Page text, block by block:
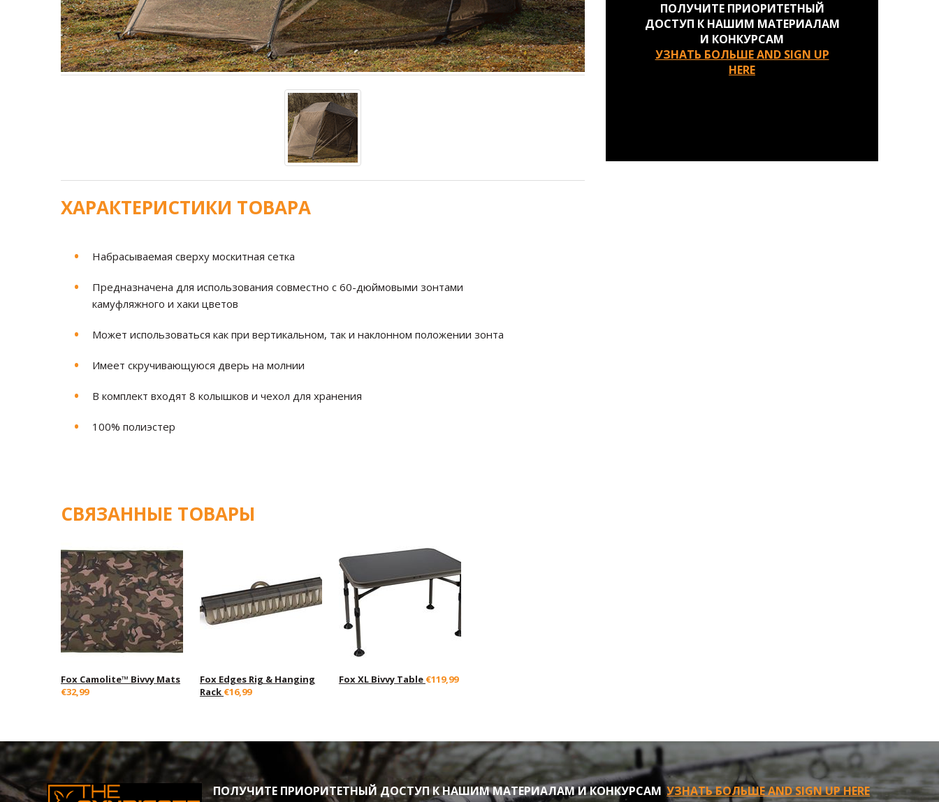
ХАРАКТЕРИСТИКИ ТОВАРА
Набрасываемая сверху москитная сетка
Предназначена для использования совместно с 60-дюймовыми зонтами
камуфляжного и хаки цветов
Может использоваться как при вертикальном, так и наклонном положении зонта
Имеет скручивающуюся дверь на молнии
В комплект входят 8 колышков и чехол для хранения
100% полиэстер
ПОЛУЧИТЕ ПРИОРИТЕТНЫЙ
ДОСТУП К НАШИМ МАТЕРИАЛАМ
И КОНКУРСАМ
УЗНАТЬ БОЛЬШЕ AND SIGN UP
HERE
СВЯЗАННЫЕ ТОВАРЫ
Fox Camolite™ Bivvy Mats
€32,99
Fox Edges Rig & Hanging
Rack €16,99
Fox XL Bivvy Table €119,99
ПОЛУЧИТЕ ПРИОРИТЕТНЫЙ ДОСТУП К НАШИМ МАТЕРИАЛАМ И КОНКУРСАМ УЗНАТЬ БОЛЬШЕ AND SIGN UP HERE